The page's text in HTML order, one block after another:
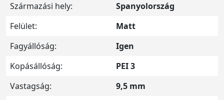
Származási hely:
Spanyolország
Felület:
Matt
Fagyállóság:
Igen
Kopásállóság:
PEI 3
Vastagság:
9,5 mm